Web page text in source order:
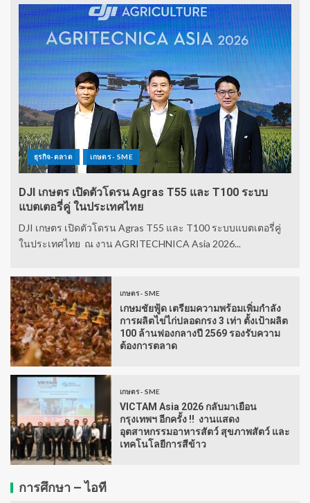
ธุรกิจ-ตลาด เกษตร - SME
DJI เกษตร เปิดตัวโดรน Agras T55 และ T100 ระบบ
แบตเตอรี่คู่ ในประเทศไทย
DJI เกษตร เปิดตัวโดรน Agras T55 และ T100 ระบบแบตเตอรี่คู่
ในประเทศไทย ณ งาน AGRITECHNICA Asia 2026...
เกษตร - SME
เกษมชัยฟู้ด เตรียมความพร้อมเพิ่มกำลัง
การผลิตไข่ไก่ปลอดกรง 3 เท่า ตั้งเป้าผลิต
100 ล้านฟองกลางปี 2569 รองรับความ
ต้องการตลาด
เกษตร - SME
VICTAM Asia 2026 กลับมาเยือน
กรุงเทพฯ อีกครั้ง !! งานแสดง
อุตสาหกรรมอาหารสัตว์ สุขภาพสัตว์ และ
เทคโนโลยีการสีข้าว
การศึกษา – ไอที